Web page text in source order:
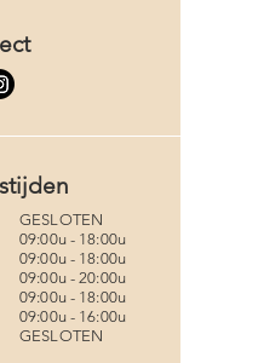
GESLOTEN
09:00u - 18:00u
09:00u - 18:00u
09:00u - 20:00u
09:00u - 18:00u
09:00u - 16:00u
GESLOTEN